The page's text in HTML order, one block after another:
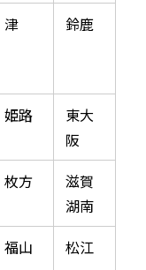
津 鈴鹿
姫路
東大
阪
枚方
滋賀
湖南
福山 松江